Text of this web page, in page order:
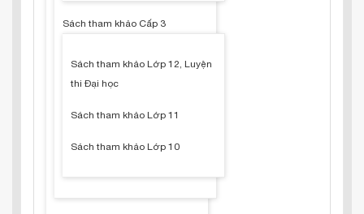
Sách tham khảo Cấp 3
Sách tham khảo Lớp 12, Luyện
thi Đại học
Sách tham khảo Lớp 11
Sách tham khảo Lớp 10